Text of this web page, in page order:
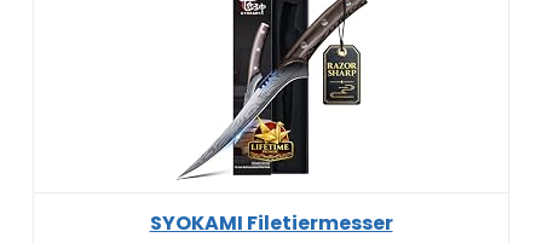
SYOKAMI Filetiermesser